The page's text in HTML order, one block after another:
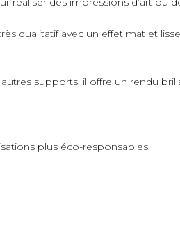
qualitatif avec un effet mat et
supports, il offre un rendu
plus éco-responsables.